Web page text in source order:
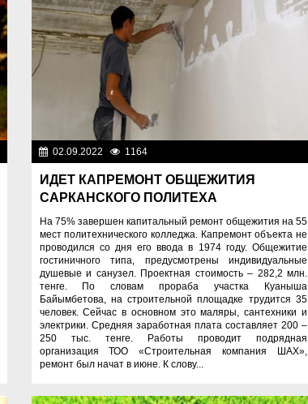
02.09.2022 1164
ИДЕТ КАПРЕМОНТ ОБЩЕЖИТИЯ
САРКАНСКОГО ПОЛИТЕХА
На 75% завершен капитальный ремонт общежития на 55
мест политехнического колледжа. Капремонт объекта не
проводился со дня его ввода в 1974 году. Общежитие
гостиничного типа, предусмотрены индивидуальные
душевые и санузел. Проектная стоимость – 282,2 млн.
тенге. По словам прораба участка Куаныша
Байымбетова, на строительной площадке трудится 35
человек. Сейчас в основном это маляры, сантехники и
электрики. Средняя заработная плата составляет 200 –
250 тыс. тенге. Работы проводит подрядная
организация ТОО «Строительная компания ШАХ»,
ремонт был начат в июне. К слову...